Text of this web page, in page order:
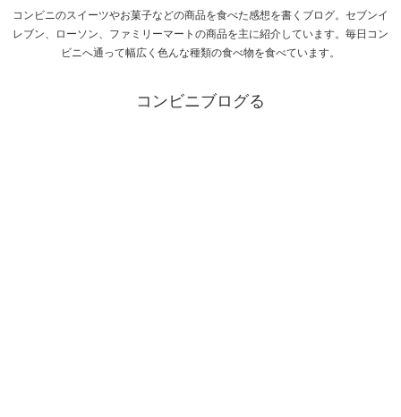
コンビニのスイーツやお菓子などの商品を食べた感想を書くブログ。セブンイ
レブン、ローソン、ファミリーマートの商品を主に紹介しています。毎日コン
ビニへ通って幅広く色んな種類の食べ物を食べています。
コンビニブログる